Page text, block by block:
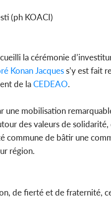
(ph KOACI)
la cérémonie
Konan Jacquess’y est fait
de laCEDEAO.
une mobilisation
des valeurs de
commune de bâtir une
région.
de fierté et de fraternité,